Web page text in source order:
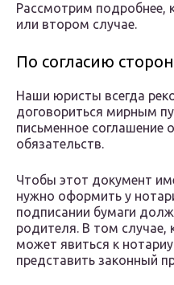
Рассмотрим подробнее,
или втором случае.
По согласию сторон
Наши юристы всегда
договориться мирным
письменное соглашение
обязательств.
Чтобы этот документ
нужно оформить у
подписании бумаги
родителя. В том случае,
может явиться к
представить законный